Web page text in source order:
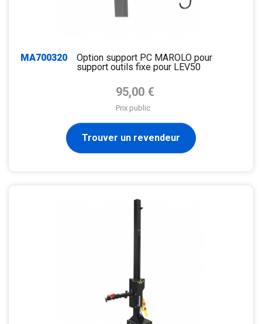
MA700320
Option support PC MAROLO pour
support outils fixe pour LEV50
Prix de base
95,00 €
Prix public
Trouver un revendeur